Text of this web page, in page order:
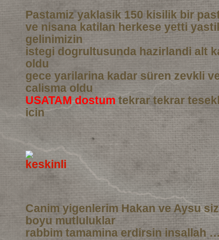
Pastamiz yaklasik 150 kisilik bir
ve nisana katilan herkese yetti
gelinimizin
istegi dogrultusunda hazirlandi alt
oldu
gece yarilarina kadar süren zevkli
calisma oldu
USATAM dostum tekrar tekrar
icin
Canim yigenlerim Hakan ve Aysu
boyu mutluluklar
rabbim tamamina erdirsin insallah